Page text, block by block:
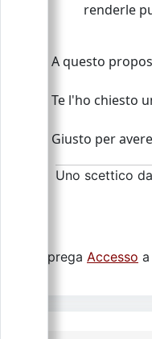
renderle
A questo
Te l'ho chiesto
Giusto per
Uno scettico
Si prega Accesso